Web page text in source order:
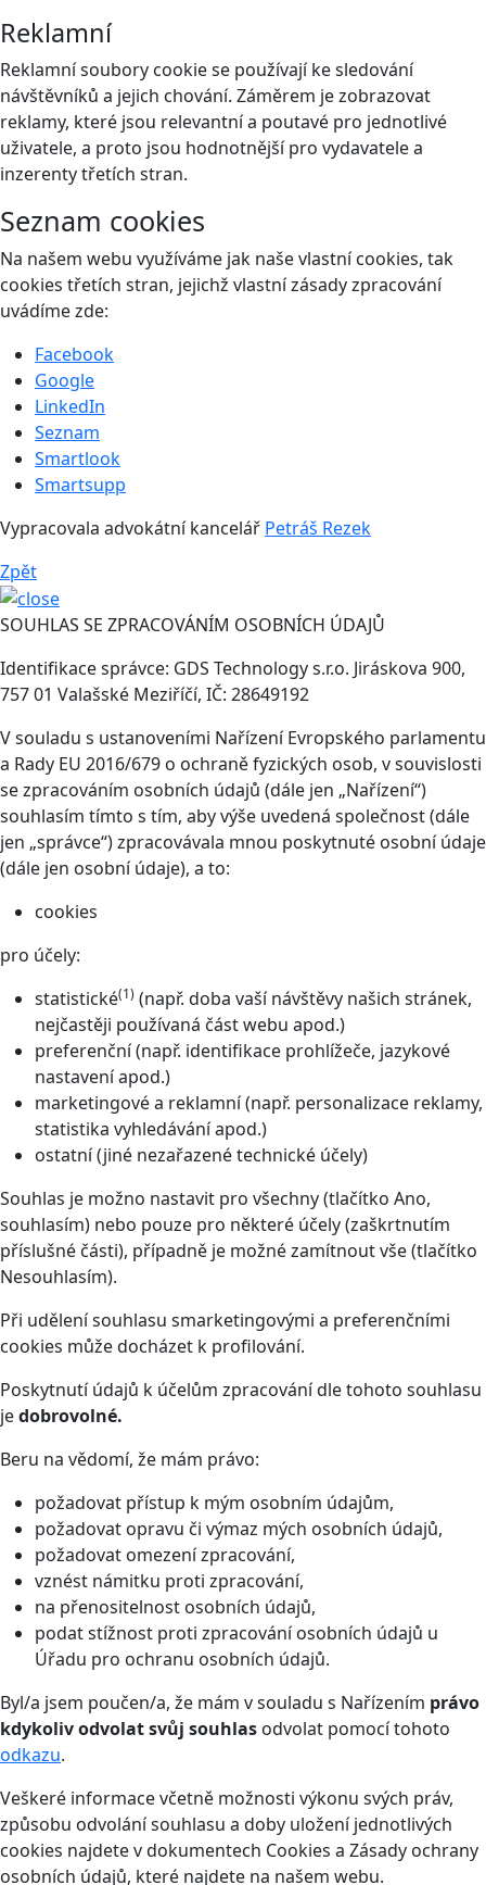
Reklamní
Reklamní soubory cookie se používají ke sledování
návštěvníků a jejich chování. Záměrem je zobrazovat
reklamy, které jsou relevantní a poutavé pro jednotlivé
uživatele, a proto jsou hodnotnější pro vydavatele a
inzerenty třetích stran.
Seznam cookies
Na našem webu využíváme jak naše vlastní cookies, tak
cookies třetích stran, jejichž vlastní zásady zpracování
uvádíme zde:
Facebook
Google
LinkedIn
Seznam
Smartlook
Smartsupp
Vypracovala advokátní kancelář Petráš Rezek
Zpět
SOUHLAS SE ZPRACOVÁNÍM OSOBNÍCH ÚDAJŮ
Identifikace správce: GDS Technology s.r.o. Jiráskova 900,
757 01 Valašské Meziříčí, IČ: 28649192
V souladu s ustanoveními Nařízení Evropského parlamentu
a Rady EU 2016/679 o ochraně fyzických osob, v souvislosti
se zpracováním osobních údajů (dále jen „Nařízení“)
souhlasím tímto s tím, aby výše uvedená společnost (dále
jen „správce“) zpracovávala mnou poskytnuté osobní údaje
(dále jen osobní údaje), a to:
cookies
pro účely:
statistické(1) (např. doba vaší návštěvy našich stránek,
nejčastěji používaná část webu apod.)
preferenční (např. identifikace prohlížeče, jazykové
nastavení apod.)
marketingové a reklamní (např. personalizace reklamy,
statistika vyhledávání apod.)
ostatní (jiné nezařazené technické účely)
Souhlas je možno nastavit pro všechny (tlačítko Ano,
souhlasím) nebo pouze pro některé účely (zaškrtnutím
příslušné části), případně je možné zamítnout vše (tlačítko
Nesouhlasím).
Při udělení souhlasu smarketingovými a preferenčními
cookies může docházet k profilování.
Poskytnutí údajů k účelům zpracování dle tohoto souhlasu
jedobrovolné.
Beru na vědomí, že mám právo:
požadovat přístup k mým osobním údajům,
požadovat opravu či výmaz mých osobních údajů,
požadovat omezení zpracování,
vznést námitku proti zpracování,
na přenositelnost osobních údajů,
podat stížnost proti zpracování osobních údajů u
Úřadu pro ochranu osobních údajů.
Byl/a jsem poučen/a, že mám v souladu s Nařízením právo
kdykoliv odvolat svůj souhlas odvolat pomocí tohoto
odkazu.
Veškeré informace včetně možnosti výkonu svých práv,
způsobu odvolání souhlasu a doby uložení jednotlivých
cookies najdete v dokumentech Cookies a Zásady ochrany
osobních údajů, které najdete na našem webu.